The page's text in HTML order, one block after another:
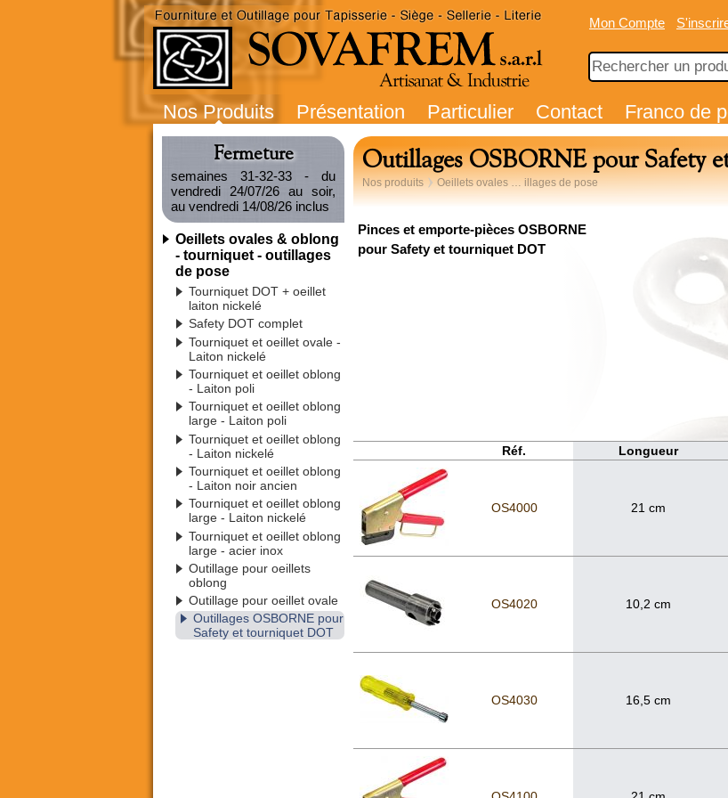
Mon Compte
Nos Produits Présentation Particulier Contact Franco de
Fermeture
semaines 31-32-33 - du
vendredi 24/07/26 au soir,
au vendredi 14/08/26 inclus
Oeillets ovales & oblong
- tourniquet - outillages
de pose
Tourniquet DOT + oeillet
laiton nickelé
Safety DOT complet
Tourniquet et oeillet ovale -
Laiton nickelé
Tourniquet et oeillet oblong
- Laiton poli
Tourniquet et oeillet oblong
large - Laiton poli
Tourniquet et oeillet oblong
- Laiton nickelé
Tourniquet et oeillet oblong
- Laiton noir ancien
Tourniquet et oeillet oblong
large - Laiton nickelé
Tourniquet et oeillet oblong
large - acier inox
Outillage pour oeillets
oblong
Outillage pour oeillet ovale
Outillages OSBORNE pour
Safety et tourniquet DOT
Outillages OSBORNE pour Safety
Nos produits Oeillets ovales … illages de pose
Pinces et emporte-pièces OSBORNE
pour Safety et tourniquet DOT
Réf. Longueur
OS4000 21 cm
OS4020 10,2 cm
OS4030 16,5 cm